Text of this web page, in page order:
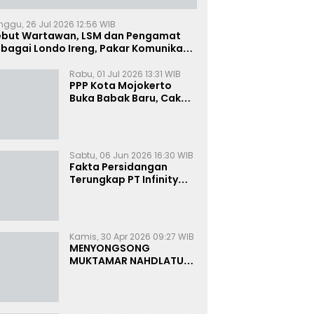
26 Jul 2026 12:56 WIB
Wartawan, LSM dan Pengamat
Londo Ireng, Pakar Komunikasi:
Rabu, 01 Jul 2026 13:31 WIB
PPP Kota Mojokerto
Buka Babak Baru, Cak
Sabtu, 06 Jun 2026 16:30 WIB
Fakta Persidangan
Terungkap PT Infinity
Kamis, 30 Apr 2026 09:27 WIB
MENYONGSONG
MUKTAMAR NAHDLATUL